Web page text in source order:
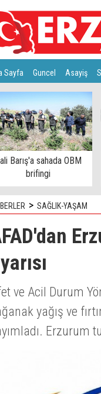
Sayfa Guncel Asayiş
Teknoloji
Barış'a sahada OBM
brifingi
> SAĞLIK-YAŞAM
ve Acil Durum
yağış ve
Erzurum